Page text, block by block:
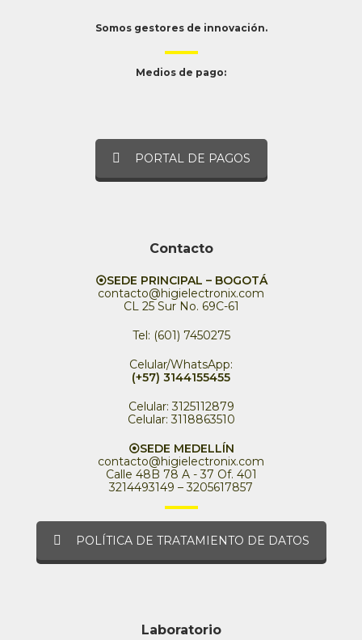
Somos gestores de innovación.
Medios de pago:
PORTAL DE PAGOS
Contacto
⦿SEDE PRINCIPAL – BOGOTÁ
contacto@higielectronix.com
CL 25 Sur No. 69C-61
Tel: (601) 7450275
Celular/WhatsApp:
(+57) 3144155455
Celular: 3125112879
Celular: 3118863510
⦿SEDE MEDELLÍN
contacto@higielectronix.com
Calle 48B 78 A - 37 Of. 401
3214493149 – 3205617857
POLÍTICA DE TRATAMIENTO DE DATOS
Laboratorio